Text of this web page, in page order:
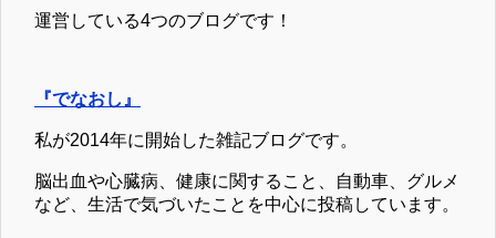
運営している4つのブログです！
『でなおし』
私が2014年に開始した雑記ブログです。
脳出血や心臓病、健康に関すること、自動車、グルメ
など、生活で気づいたことを中心に投稿しています。